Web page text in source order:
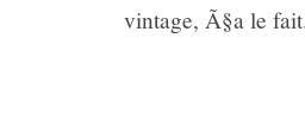
vintage, Ã§a le